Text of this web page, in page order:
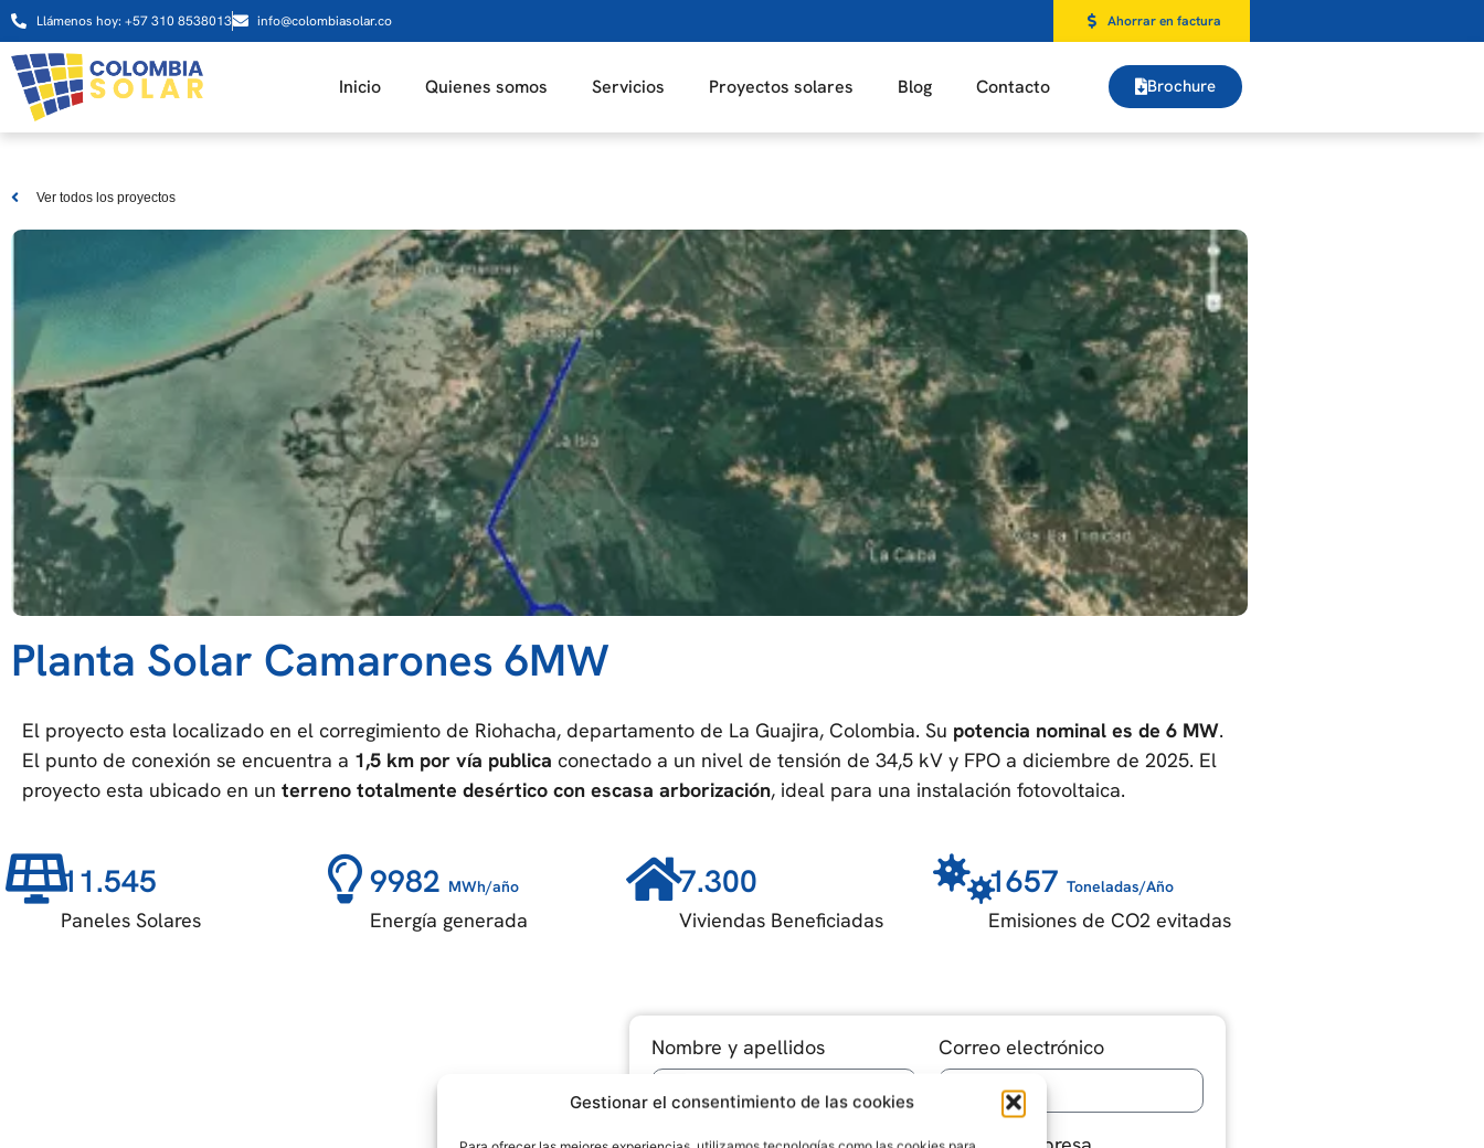
Gestionar el consentimiento de las cookies
Llámenos hoy: +57 310 8538013 info@colombiasolar.co Ahorrar en factura
Inicio Quienes somos Servicios Proyectos solares Blog Contacto Brochure
Ver todos los proyectos
Planta Solar Camarones 6MW
El proyecto esta localizado en el corregimiento de Riohacha, departamento de La Guajira, Colombia. Su potencia nominal es de 6 MW.
El punto de conexión se encuentra a 1,5 km por vía publica conectado a un nivel de tensión de 34,5 kV y FPO a diciembre de 2025. El
proyecto esta ubicado en un terreno totalmente desértico con escasa arborización, ideal para una instalación fotovoltaica.
11.545
Paneles Solares
9982 MWh/año
Energía generada
7.300
Viviendas Beneficiadas
1657 Toneladas/Año
Emisiones de CO2 evitadas
Nombre y apellidos Correo electrónico